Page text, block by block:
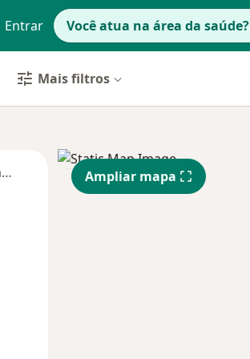
Entrar Você atua na área da saúde?
Mais filtros
Segunda-feira Qua
12 Ago
Qui,
13 Ago
Ampliar mapa